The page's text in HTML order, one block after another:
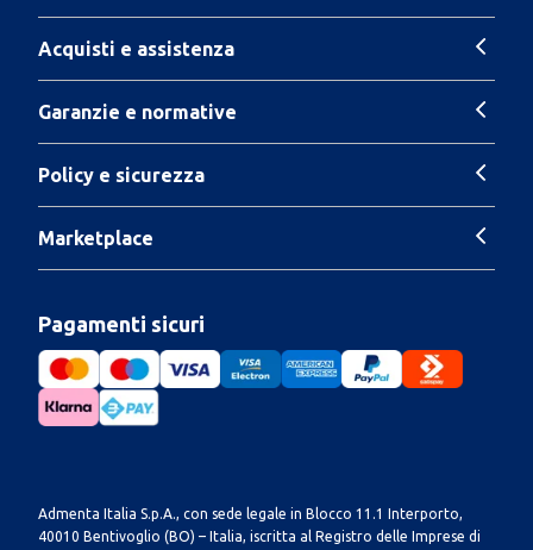
Acquisti e assistenza
Garanzie e normative
Policy e sicurezza
Marketplace
Pagamenti sicuri
Admenta Italia S.p.A., con sede legale in Blocco 11.1 Interporto,
40010 Bentivoglio (BO) – Italia, iscritta al Registro delle Imprese di